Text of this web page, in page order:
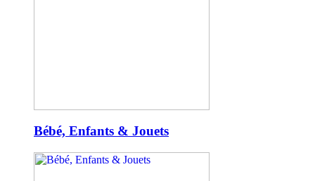
Bébé, Enfants & Jouets